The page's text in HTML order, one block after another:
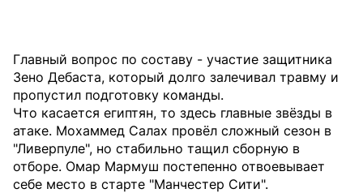
Главный вопрос по составу - участие защитника
Зено Дебаста, который долго залечивал травму и
пропустил подготовку команды.
Что касается египтян, то здесь главные звёзды в
атаке. Мохаммед Салах провёл сложный сезон в
"Ливерпуле", но стабильно тащил сборную в
отборе. Омар Мармуш постепенно отвоевывает
себе место в старте "Манчестер Сити".